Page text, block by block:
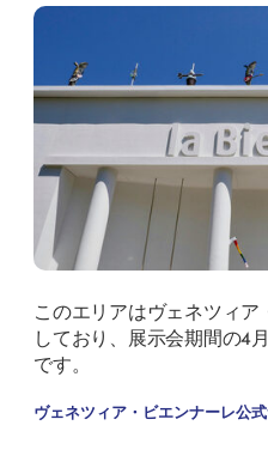
このエリアはヴェネツィ
しており、展示会期間の4
です。
ヴェネツィア・ビエンナーレ公